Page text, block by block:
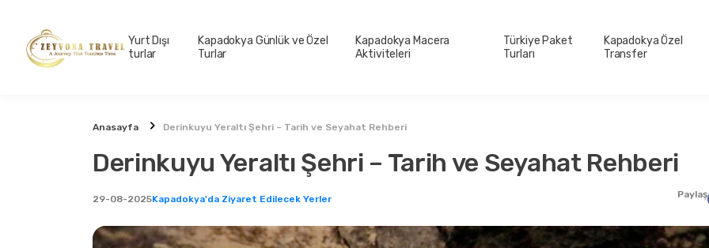
Yurt Dışı
turlar
Kapadokya Günlük ve Özel
Turlar
Kapadokya Macera
Aktiviteleri
Türkiye Paket
Turları
Kapadokya Özel
Transfer
Anasayfa Derinkuyu Yeraltı Şehri – Tarih ve Seyahat Rehberi
Derinkuyu Yeraltı Şehri – Tarih ve Seyahat Rehberi
29-08-2025Kapadokya'da Ziyaret Edilecek Yerler Paylaş